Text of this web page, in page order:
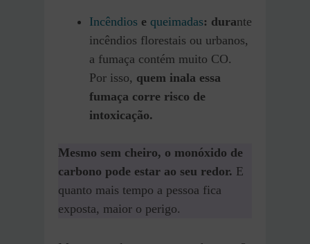
Incêndios e queimadas: durante
incêndios florestais ou urbanos,
a fumaça contém muito CO.
Por isso, quem inala essa
fumaça corre risco de
intoxicação.
Mesmo sem cheiro, o monóxido de
carbono pode estar ao seu redor. E
quanto mais tempo a pessoa fica
exposta, maior o perigo.